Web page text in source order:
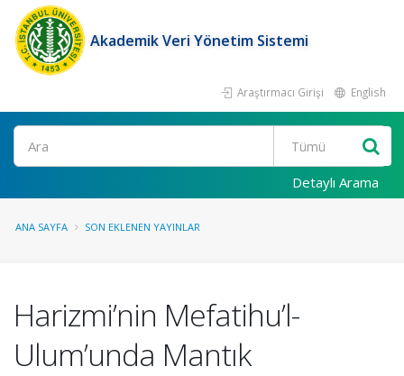
Akademik Veri Yönetim Sistemi
Araştırmacı Girişi English
Ara
Detaylı Arama
ANA SAYFA SON EKLENEN YAYINLAR
Harizmi’nin Mefatihu’l-
Ulum’unda Mantık